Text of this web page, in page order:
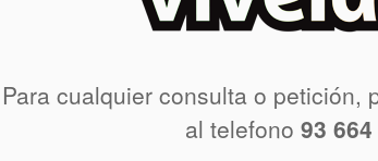
Para cualquier consulta o petición,
al telefono 93